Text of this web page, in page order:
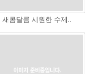
새콤달콤 시원한 수제..